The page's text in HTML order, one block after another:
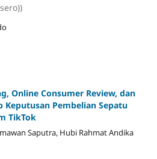
Online Consumer Review, dan
Keputusan Pembelian Sepatu
TikTok
Saputra, Hubi Rahmat Andika